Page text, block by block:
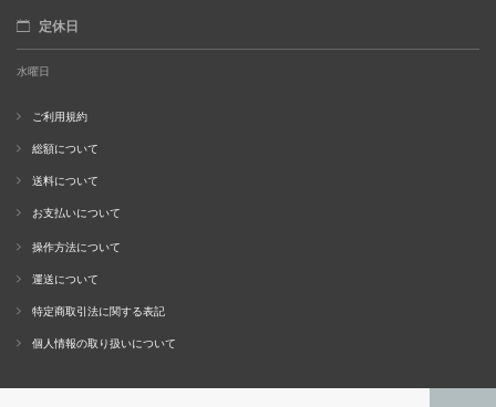
定休日
水曜日
ご利用規約
総額について
送料について
お支払いについて
操作方法について
運送について
特定商取引法に関する表記
個人情報の取り扱いについて